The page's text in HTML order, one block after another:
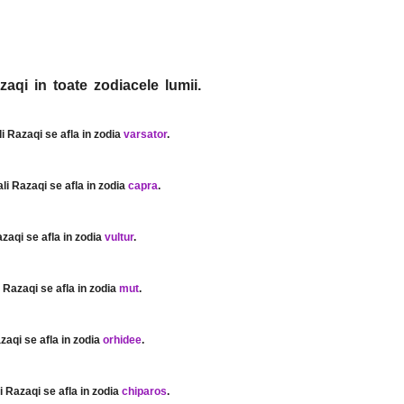
in toate zodiacele lumii.
Razaqi se afla in zodia varsator.
Razaqi se afla in zodia capra.
se afla in zodia vultur.
Razaqi se afla in zodia mut.
se afla in zodia orhidee.
Razaqi se afla in zodia chiparos.